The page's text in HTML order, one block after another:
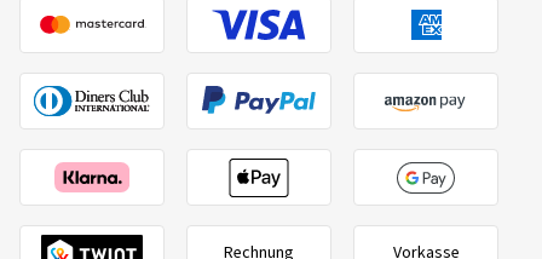
Rechnung Vorkasse